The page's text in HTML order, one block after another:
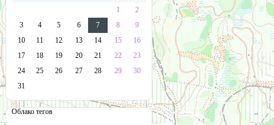
1
2
3
4 5 6 7 8
9
10
11 12 13 14 15
16
17
18 19 20 21 22
23
24
25 26 27 28 29
30
31
Облако тегов